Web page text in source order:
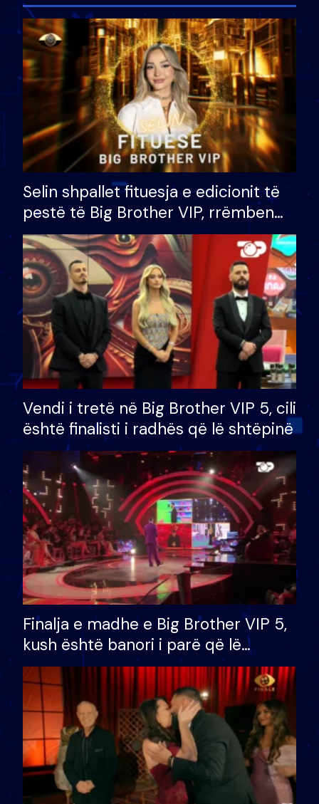
Selin shpallet fituesja e edicionit të
pestë të Big Brother VIP, rrëmben
çmimin e madh prej 100 mijë eurosh
Vendi i tretë në Big Brother VIP 5, cili
është finalisti i radhës që lë shtëpinë
Finalja e madhe e Big Brother VIP 5,
kush është banori i parë që lë
shtëpinë dhe humb mundësinë për
të fituar çmimin e madh